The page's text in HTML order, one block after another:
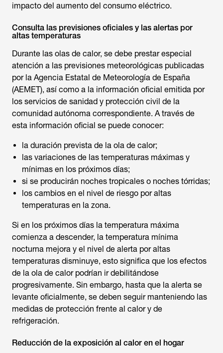
impacto del aumento del consumo eléctrico.
Consulta las previsiones oficiales y las alertas por
altas temperaturas
Durante las olas de calor, se debe prestar especial
atención a las previsiones meteorológicas publicadas
por la Agencia Estatal de Meteorología de España
(AEMET), así como a la información oficial emitida por
los servicios de sanidad y protección civil de la
comunidad autónoma correspondiente. A través de
esta información oficial se puede conocer:
la duración prevista de la ola de calor;
las variaciones de las temperaturas máximas y
mínimas en los próximos días;
si se producirán noches tropicales o noches tórridas;
los cambios en el nivel de riesgo por altas
temperaturas en la zona.
Si en los próximos días la temperatura máxima
comienza a descender, la temperatura mínima
nocturna mejora y el nivel de alerta por altas
temperaturas disminuye, esto significa que los efectos
de la ola de calor podrían ir debilitándose
progresivamente. Sin embargo, hasta que la alerta se
levante oficialmente, se deben seguir manteniendo las
medidas de protección frente al calor y de
refrigeración.
Reducción de la exposición al calor en el hogar